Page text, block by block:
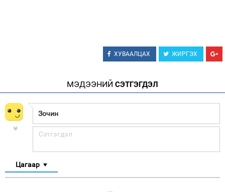
ХУВААЛЦАХ ЖИРГЭХ
МЭДЭЭНИЙ СЭТГЭГДЭЛ
Цагаар